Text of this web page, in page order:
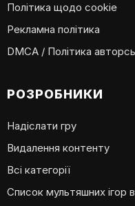
Політика щодо cookie
Рекламна політика
DMCA / Політика
РОЗРОБНИКИ
Надіслати гру
Видалення контенту
Всі категорії
Список мультяшних ігор